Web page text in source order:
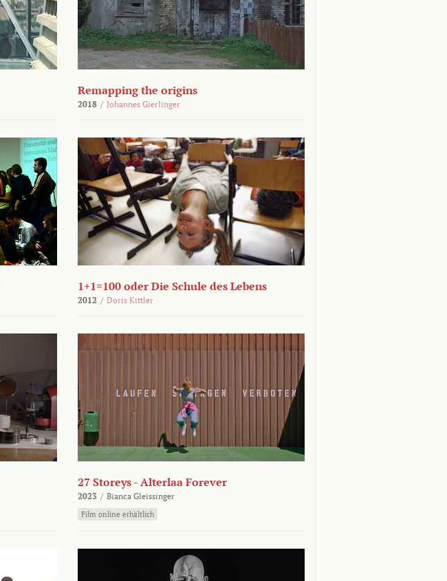
Remapping the origins
2018 / Johannes Gierlinger
1+1=100 oder Die Schule des Lebens
2012 / Doris Kittler
27 Storeys - Alterlaa Forever
2023 / Bianca Gleissinger
Film online erhältlich